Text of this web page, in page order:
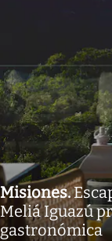
Misiones.
Meliá Iguazú
gastronómica